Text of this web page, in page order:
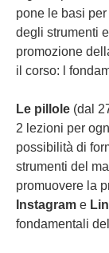
pone le basi
degli strumenti
promozione
il corso: l
Le pillole (dal
2 lezioni per
possibilità di
strumenti del
promuovere la
Instagram e
fondamentali